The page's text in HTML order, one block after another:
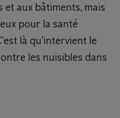
aux bâtiments, mais
pour la santé
là qu'intervient le
les nuisibles dans